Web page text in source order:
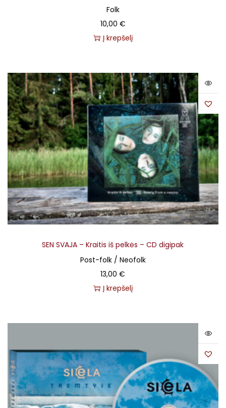
Folk
10,00 €
Į krepšelį
SEN SVAJA – Kraitis iš pelkės – CD digipak
Post-folk / Neofolk
13,00€
Į krepšelį